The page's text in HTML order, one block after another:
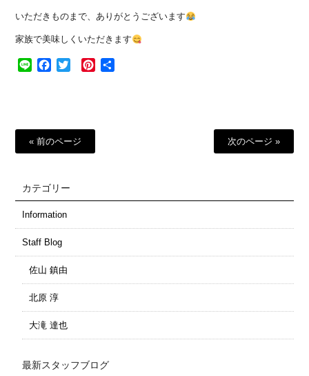
いただきものまで、ありがとうございます
家族で美味しくいただきます
Line Facebook
Twitter Pinterest
« 前のページ 次のページ »
カテゴリー
Information
Staff Blog
佐山 鎮由
北原 淳
大滝 達也
最新スタッフブログ